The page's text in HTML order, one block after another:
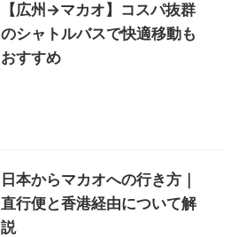
【広州→マカオ】コスパ抜群
のシャトルバスで快適移動も
おすすめ
日本からマカオへの行き方｜
直行便と香港経由について解
説